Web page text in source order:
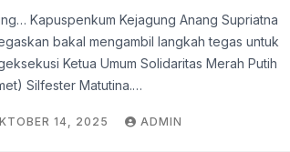
Kapuspenkum Kejagung Anang Supriatna
bakal mengambil langkah tegas untuk
Ketua Umum Solidaritas Merah Putih
Silfester Matutina.…
14, 2025 ADMIN